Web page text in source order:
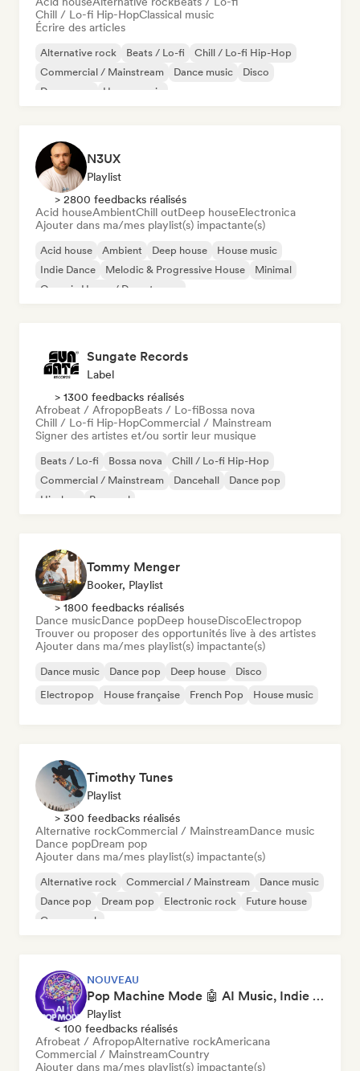
Chill / Lo-fi Hip-HopClassical music
Écrire des articles
Alternative rock Beats / Lo-fi
Chill / Lo-fi Hip-Hop
Commercial / Mainstream
Dance music
Disco
Dream pop
House music
N3UX
Playlist
> 2800 feedbacks réalisés
Acid houseAmbientChill outDeep houseElectronica
Ajouter dans ma/mes playlist(s) impactante(s)
Acid house Ambient Deep house
House music
Indie Dance
Melodic & Progressive House
Minimal
Organic House / Downtempo
Sungate Records
Label
> 1300 feedbacks réalisés
Afrobeat / AfropopBeats / Lo-fiBossa nova
Chill / Lo-fi Hip-HopCommercial / Mainstream
Signer des artistes et/ou sortir leur musique
Beats / Lo-fi Bossa nova
Chill / Lo-fi Hip-Hop
Commercial / Mainstream
Dancehall
Dance pop
Hip-hop
Pop soul
Tommy Menger
Booker, Playlist
> 1800 feedbacks réalisés
Dance musicDance popDeep houseDiscoElectropop
Trouver ou proposer des opportunités live à des artistes
Ajouter dans ma/mes playlist(s) impactante(s)
Dance music Dance pop Deep house
Disco
Electropop
House française French Pop House music
Timothy Tunes
Playlist
> 300 feedbacks réalisés
Alternative rockCommercial / MainstreamDance music
Dance popDream pop
Ajouter dans ma/mes playlist(s) impactante(s)
Alternative rock Commercial / Mainstream
Dance music
Dance pop
Dream pop Electronic rock
Future house
Garage rock
NOUVEAU
Pop Machine Mode 🤖 AI Music, Indie Pop & Dream Pop
Playlist
< 100 feedbacks réalisés
Afrobeat / AfropopAlternative rockAmericana
Commercial / MainstreamCountry
Ajouter dans ma/mes playlist(s) impactante(s)